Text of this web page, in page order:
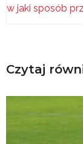
w jaki sposób
Czytaj